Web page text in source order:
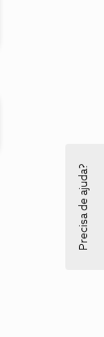
Precisa de ajuda?